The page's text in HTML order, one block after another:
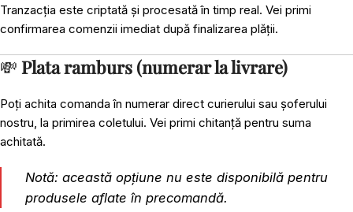
Tranzacția este criptată și procesată în timp real. Vei primi
confirmarea comenzii imediat după finalizarea plății.
💸 Plata ramburs (numerar la livrare)
Poți achita comanda în numerar direct curierului sau șoferului
nostru, la primirea coletului. Vei primi chitanță pentru suma
achitată.
Notă: această opțiune nu este disponibilă pentru
produsele aflate în precomandă.